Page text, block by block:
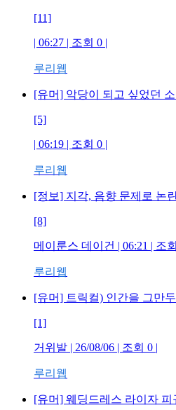
[11]
| 06:27 | 조회 0 |
루리웹
[유머] 악당이 되고 싶었던
[5]
| 06:19 | 조회 0 |
루리웹
[정보] 지각, 음향 문제로 논
[8]
메이룬스 데이건 | 06:21 | 조
루리웹
[유머] 트릭컬) 인간을 그만
[1]
거위발 | 26/08/06 | 조회 0 |
루리웹
[유머] 웨딩드레스 라이자 피